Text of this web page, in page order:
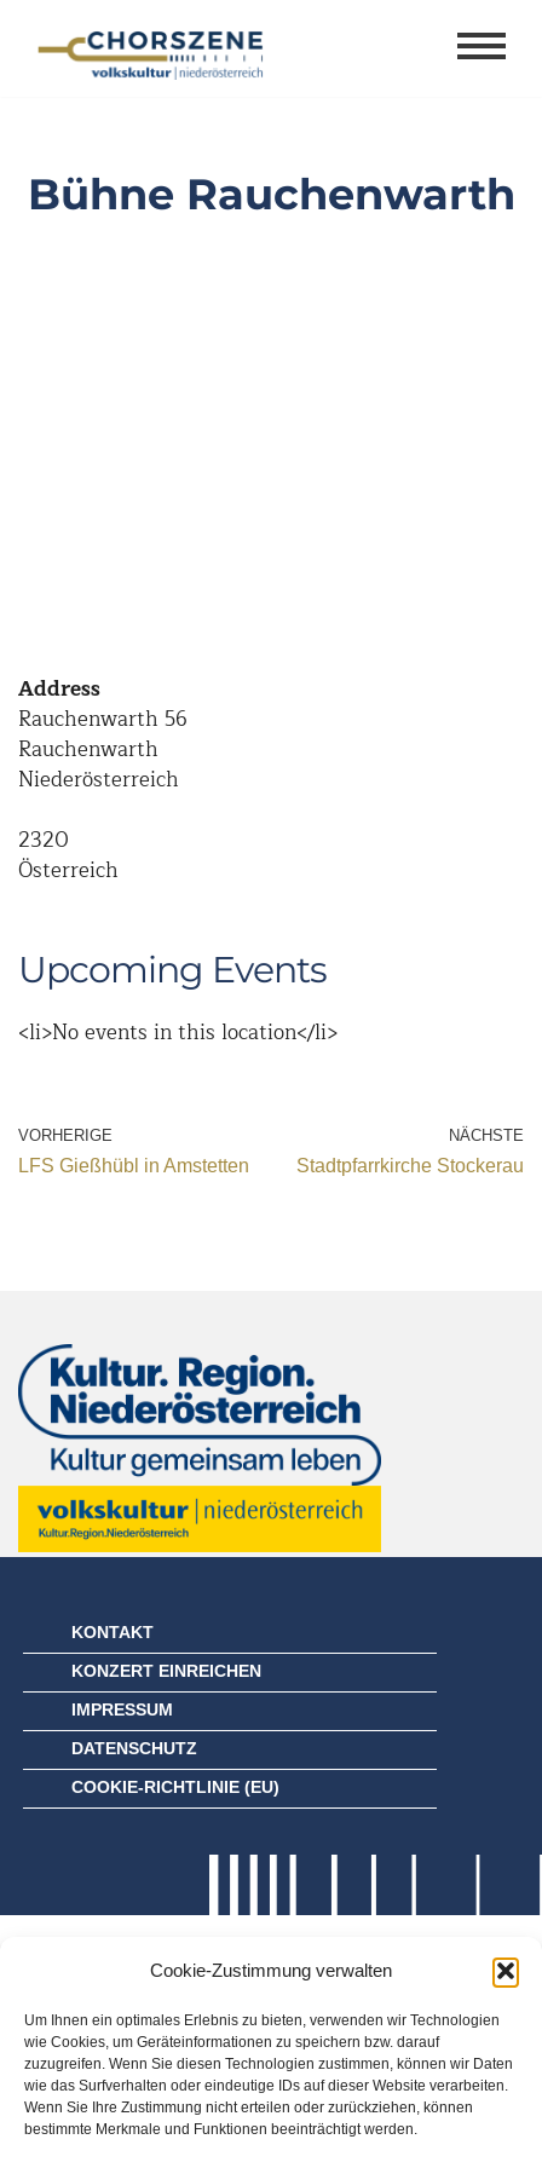
Cookie-Zustimmung verwalten
Um Ihnen ein optimales Erlebnis zu bieten, verwenden wir Technologien
wie Cookies, um Geräteinformationen zu speichern bzw. darauf
zuzugreifen. Wenn Sie diesen Technologien zustimmen, können wir Daten
wie das Surfverhalten oder eindeutige IDs auf dieser Website verarbeiten.
Wenn Sie Ihre Zustimmung nicht erteilen oder zurückziehen, können
bestimmte Merkmale und Funktionen beeinträchtigt werden.
Bühne Rauchenwarth
Address
Rauchenwarth 56
Rauchenwarth
Niederösterreich
2320
Österreich
Upcoming Events
<li>No events in this location</li>
VORHERIGE
LFS Gießhübl in Amstetten
NÄCHSTE
Stadtpfarrkirche Stockerau
KONTAKT
KONZERT EINREICHEN
IMPRESSUM
DATENSCHUTZ
COOKIE-RICHTLINIE (EU)